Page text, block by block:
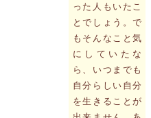
った人もいたこ
とでしょう。で
もそんなこと気
にしていたな
ら、いつまでも
自分らしい自分
を生きることが